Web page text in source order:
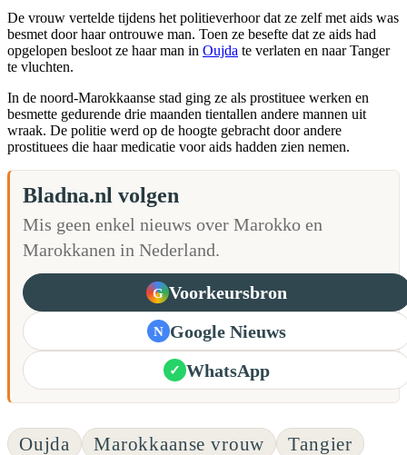
De vrouw vertelde tijdens het politieverhoor dat ze zelf met aids was
besmet door haar ontrouwe man. Toen ze besefte dat ze aids had
opgelopen besloot ze haar man in Oujda te verlaten en naar Tanger
te vluchten.
In de noord-Marokkaanse stad ging ze als prostituee werken en
besmette gedurende drie maanden tientallen andere mannen uit
wraak. De politie werd op de hoogte gebracht door andere
prostituees die haar medicatie voor aids hadden zien nemen.
Bladna.nl volgen
Mis geen enkel nieuws over Marokko en
Marokkanen in Nederland.
G Voorkeursbron
N Google Nieuws
✓ WhatsApp
Oujda Marokkaanse vrouw
Tangier